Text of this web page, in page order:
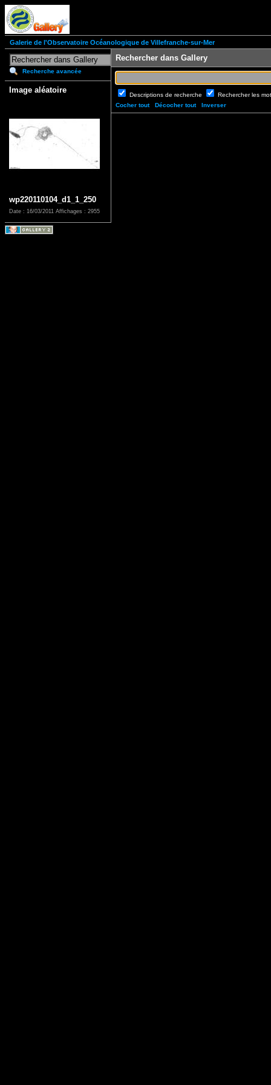
Galerie de l'Observatoire Océanologique de Villefranche-sur-Mer
Recherche avancée
Image aléatoire
wp220110104_d1_1_250
Date : 16/03/2011 Affichages : 2955
Rechercher dans Gallery
Descriptions de recherche
Rechercher les
Cocher tout
Décocher tout Inverser